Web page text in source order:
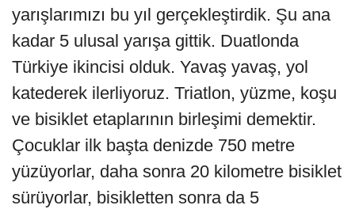
yarışlarımızı bu yıl gerçekleştirdik. Şu ana
kadar 5 ulusal yarışa gittik. Duatlonda
Türkiye ikincisi olduk. Yavaş yavaş, yol
katederek ilerliyoruz. Triatlon, yüzme, koşu
ve bisiklet etaplarının birleşimi demektir.
Çocuklar ilk başta denizde 750 metre
yüzüyorlar, daha sonra 20 kilometre bisiklet
sürüyorlar, bisikletten sonra da 5